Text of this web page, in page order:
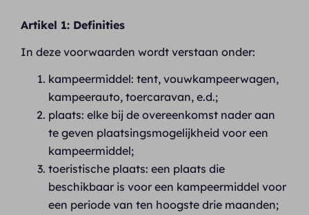
Artikel 1: Definities
In deze voorwaarden wordt verstaan onder:
kampeermiddel: tent, vouwkampeerwagen,
kampeerauto, toercaravan, e.d.;
plaats: elke bij de overeenkomst nader aan
te geven plaatsingsmogelijkheid voor een
kampeermiddel;
toeristische plaats: een plaats die
beschikbaar is voor een kampeermiddel voor
een periode van ten hoogste drie maanden;